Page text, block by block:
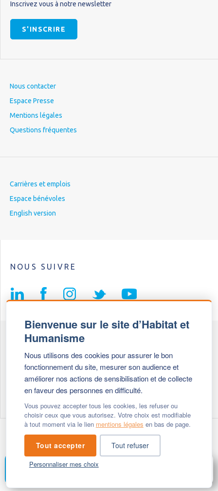
Bienvenue sur le site d’Habitat et
Humanisme
Nous utilisons des cookies pour assurer le bon
fonctionnement du site, mesurer son audience et
améliorer nos actions de sensibilisation et de collecte
en faveur des personnes en difficulté.
Vous pouvez accepter tous les cookies, les refuser ou
choisir ceux que vous autorisez. Votre choix est modifiable
à tout moment via le lien mentions légales en bas de page.
Tout accepter Tout refuser
Personnaliser mes choix
Inscrivez vous à notre newsletter
S'INSCRIRE
Nous contacter
Espace Presse
Mentions légales
Questions fréquentes
Carrières et emplois
Espace bénévoles
English version
NOUS SUIVRE
69647 Caluire et Cuire cedex
+ 33 (0)4 72 27 42 58
- © 2026 Habitat & Humanisme